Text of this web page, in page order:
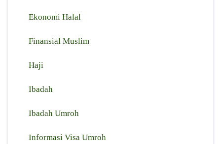
Ekonomi Halal
Finansial Muslim
Haji
Ibadah
Ibadah Umroh
Informasi Visa Umroh